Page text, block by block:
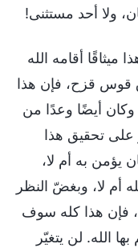
ولا أحد مستثنى!
ميثاقًا أقامه الله
قوس قزح، فإن هذا
وكان أيضًا وعدًا من
على تحقيق هذا
يؤمن به أم لا،
أم لا، وبغضّ النظر
فإن هذا كله سوف
الله. لن يتغيّر